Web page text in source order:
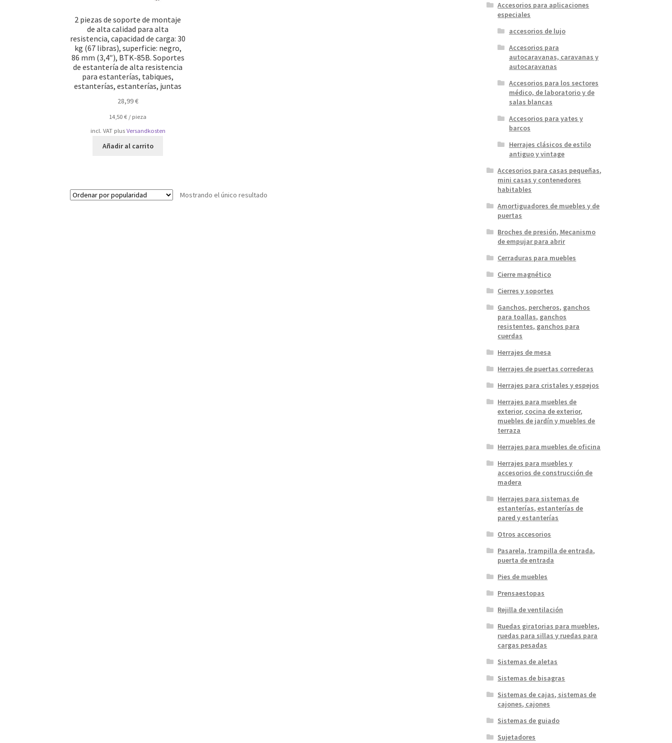
2 piezas de soporte de montaje
de alta calidad para alta
resistencia, capacidad de carga: 30
kg (67 libras), superficie: negro,
86 mm (3,4″), BTK-85B. Soportes
de estantería de alta resistencia
para estanterías, tabiques,
estanterías, estanterías, juntas
28,99€
14,50€ / pieza
incl. VAT plus Versandkosten
Añadir al carrito
Mostrando el único resultado
Accesorios para aplicaciones
especiales
accesorios de lujo
Accesorios para
autocaravanas, caravanas y
autocaravanas
Accesorios para los sectores
médico, de laboratorio y de
salas blancas
Accesorios para yates y
barcos
Herrajes clásicos de estilo
antiguo y vintage
Accesorios para casas pequeñas,
mini casas y contenedores
habitables
Amortiguadores de muebles y de
puertas
Broches de presión, Mecanismo
de empujar para abrir
Cerraduras para muebles
Cierre magnético
Cierres y soportes
Ganchos, percheros, ganchos
para toallas, ganchos
resistentes, ganchos para
cuerdas
Herrajes de mesa
Herrajes de puertas correderas
Herrajes para cristales y espejos
Herrajes para muebles de
exterior, cocina de exterior,
muebles de jardín y muebles de
terraza
Herrajes para muebles de oficina
Herrajes para muebles y
accesorios de construcción de
madera
Herrajes para sistemas de
estanterías, estanterías de
pared y estanterías
Otros accesorios
Pasarela, trampilla de entrada,
puerta de entrada
Pies de muebles
Prensaestopas
Rejilla de ventilación
Ruedas giratorias para muebles,
ruedas para sillas y ruedas para
cargas pesadas
Sistemas de aletas
Sistemas de bisagras
Sistemas de cajas, sistemas de
cajones, cajones
Sistemas de guiado
Sujetadores